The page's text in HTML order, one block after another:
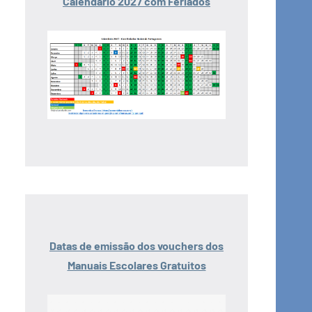
Datas de emissão dos vouchers dos
Manuais Escolares Gratuitos